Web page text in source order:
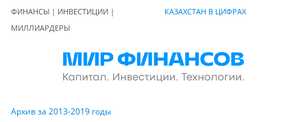
ФИНАНСЫ | ИНВЕСТИЦИИ |
МИЛЛИАРДЕРЫ
КАЗАХСТАН В ЦИФРАХ
Архив за 2013-2019 годы